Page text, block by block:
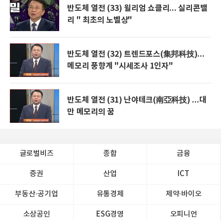
반도체 열전 (33) 윌리엄 쇼클리... 실리콘밸
리 " 최초의 노벨상"
반도체 열전 (32) 트렌드포스(集邦科技)...
메모리 풍향계 "시세조사 1인자"
반도체 열전 (31) 난야테크(南亞科技) ...대
만 메모리의 꿈
글로벌비즈 종합 금융
증권 산업 ICT
부동산·공기업 유통경제 제약∙바이오
소상공인 ESG경영 오피니언